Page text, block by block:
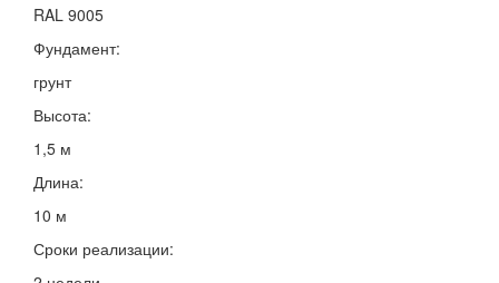
RAL 9005
Фундамент:
грунт
Высота:
1,5 м
Длина:
10 м
Сроки реализации: